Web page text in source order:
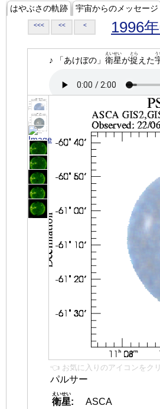
はやぶさの軌跡 宇宙からのメッセージ
<<< << < 1996
♪ 「あけぼの」 衛星
えいせい
が捉
とら
えた
う
👈 お気に入りのアイコンをク
パルサー
衛星
えいせい
:
ASCA